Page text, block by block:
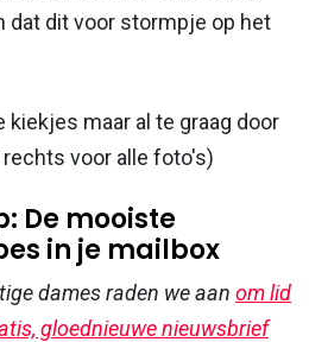
dat dit voor stormpje op het
kiekjes maar al te graag door
voor alle foto's)
De mooiste
in je mailbox
dames raden we aan om lid
gloednieuwe nieuwsbrief